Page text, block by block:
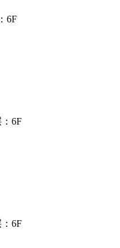
6F
6F
6F